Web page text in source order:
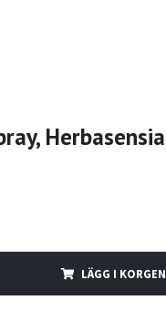
Herbasensia
LÄGG I KORGEN